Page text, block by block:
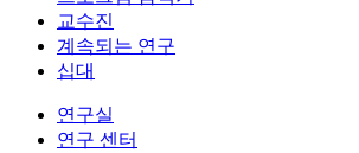
교수진
계속되는 연구
십대
연구실
연구 센터